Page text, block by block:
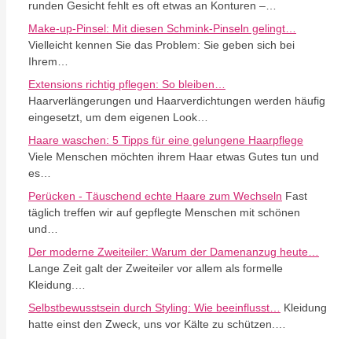
runden Gesicht fehlt es oft etwas an Konturen –…
Make-up-Pinsel: Mit diesen Schmink-Pinseln gelingt…
Vielleicht kennen Sie das Problem: Sie geben sich bei
Ihrem…
Extensions richtig pflegen: So bleiben…
Haarverlängerungen und Haarverdichtungen werden häufig
eingesetzt, um dem eigenen Look…
Haare waschen: 5 Tipps für eine gelungene Haarpflege
Viele Menschen möchten ihrem Haar etwas Gutes tun und
es…
Perücken - Täuschend echte Haare zum Wechseln Fast
täglich treffen wir auf gepflegte Menschen mit schönen
und…
Der moderne Zweiteiler: Warum der Damenanzug heute…
Lange Zeit galt der Zweiteiler vor allem als formelle
Kleidung.…
Selbstbewusstsein durch Styling: Wie beeinflusst…
Kleidung
hatte einst den Zweck, uns vor Kälte zu schützen.…